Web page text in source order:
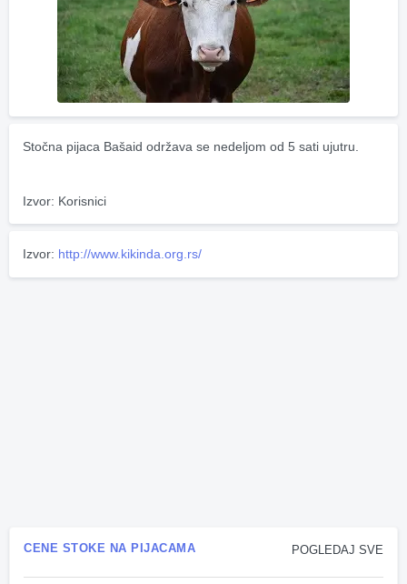
Stočna pijaca Bašaid održava se nedeljom od 5 sati ujutru.
Izvor: Korisnici
Izvor: http://www.kikinda.org.rs/
POGLEDAJ SVE
CENE STOKE NA PIJACAMA